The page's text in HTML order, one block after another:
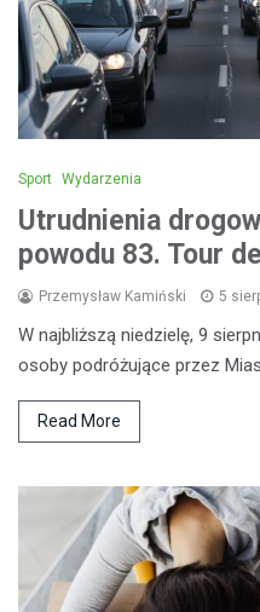
Sport Wydarzenia
Utrudnienia
powodu 83. Tour
Przemysław Kamiński 5
W najbliższą niedzielę, 9
osoby podróżujące przez
Read More